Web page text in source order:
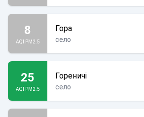
8
AQI PM2.5
Гора
село
25
AQI PM2.5
Гореничі
село